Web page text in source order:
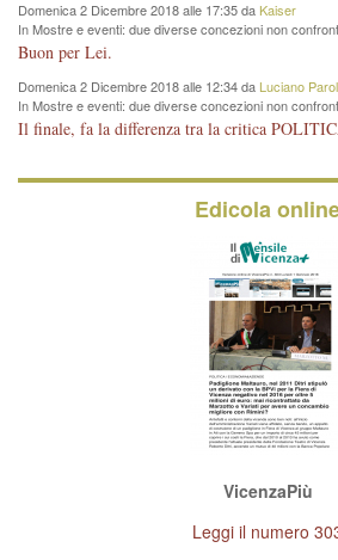
Domenica 2 Dicembre 2018 alle 17:35 daKaiser
In Mostre e eventi: due diverse concezioni non
Vicenza
Buon per Lei.
Domenica 2 Dicembre 2018 alle 12:34 da Luciano
In Mostre e eventi: due diverse concezioni non
Vicenza
Edicola
VicenzaPiù
Leggi il numero